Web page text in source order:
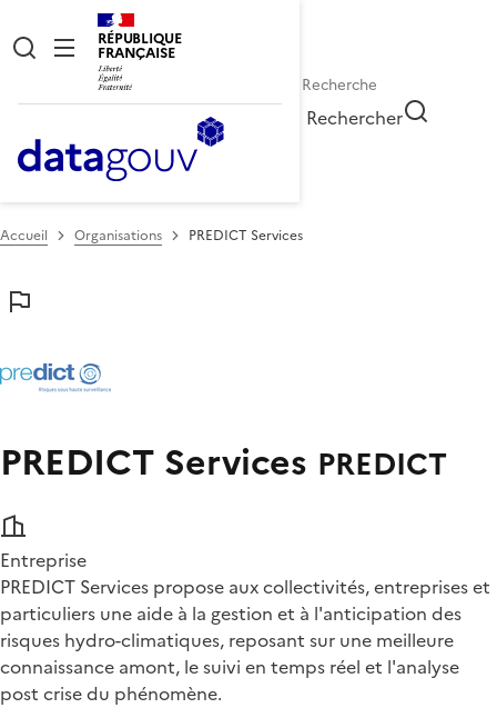
RÉPUBLIQUE
FRANÇAISE
Rechercher
Accueil Organisations PREDICT Services
PREDICT Services PREDICT
Entreprise
PREDICT Services propose aux collectivités, entreprises et
particuliers une aide à la gestion et à l'anticipation des
risques hydro-climatiques, reposant sur une meilleure
connaissance amont, le suivi en temps réel et l'analyse
post crise du phénomène.